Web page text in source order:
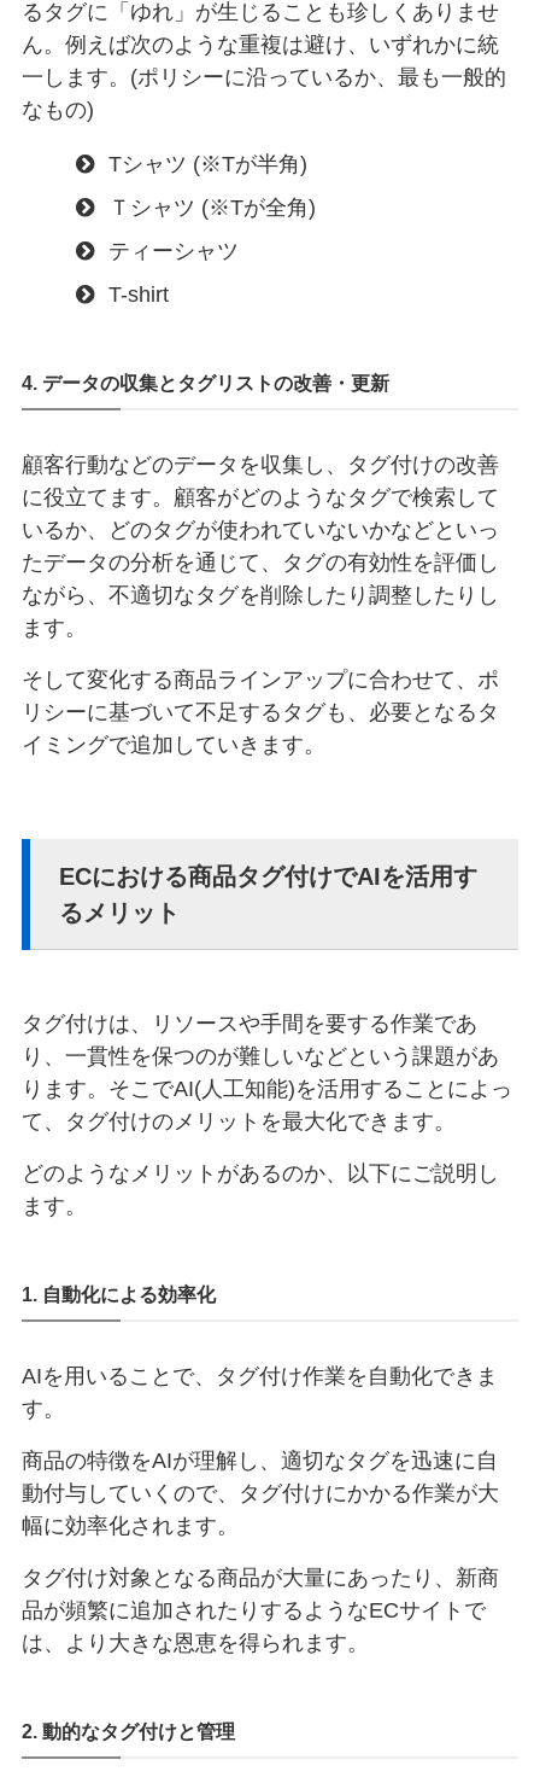
るタグに「ゆれ」が生じることも珍しくありませ
ん。例えば次のような重複は避け、いずれかに統
一します。(ポリシーに沿っているか、最も一般的
なもの)
Tシャツ (※Tが半角)
Ｔシャツ (※Tが全角)
ティーシャツ
T-shirt
4. データの収集とタグリストの改善・更新
顧客行動などのデータを収集し、タグ付けの改善
に役立てます。顧客がどのようなタグで検索して
いるか、どのタグが使われていないかなどといっ
たデータの分析を通じて、タグの有効性を評価し
ながら、不適切なタグを削除したり調整したりし
ます。
そして変化する商品ラインアップに合わせて、ポ
リシーに基づいて不足するタグも、必要となるタ
イミングで追加していきます。
ECにおける商品タグ付けでAIを活用す
るメリット
タグ付けは、リソースや手間を要する作業であ
り、一貫性を保つのが難しいなどという課題があ
ります。そこでAI(人工知能)を活用することによっ
て、タグ付けのメリットを最大化できます。
どのようなメリットがあるのか、以下にご説明し
ます。
1. 自動化による効率化
AIを用いることで、タグ付け作業を自動化できま
す。
商品の特徴をAIが理解し、適切なタグを迅速に自
動付与していくので、タグ付けにかかる作業が大
幅に効率化されます。
タグ付け対象となる商品が大量にあったり、新商
品が頻繁に追加されたりするようなECサイトで
は、より大きな恩恵を得られます。
2. 動的なタグ付けと管理